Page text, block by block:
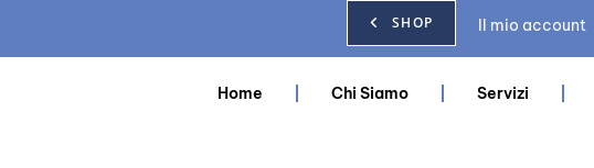
SHOP Il mio account
Home Chi Siamo Servizi